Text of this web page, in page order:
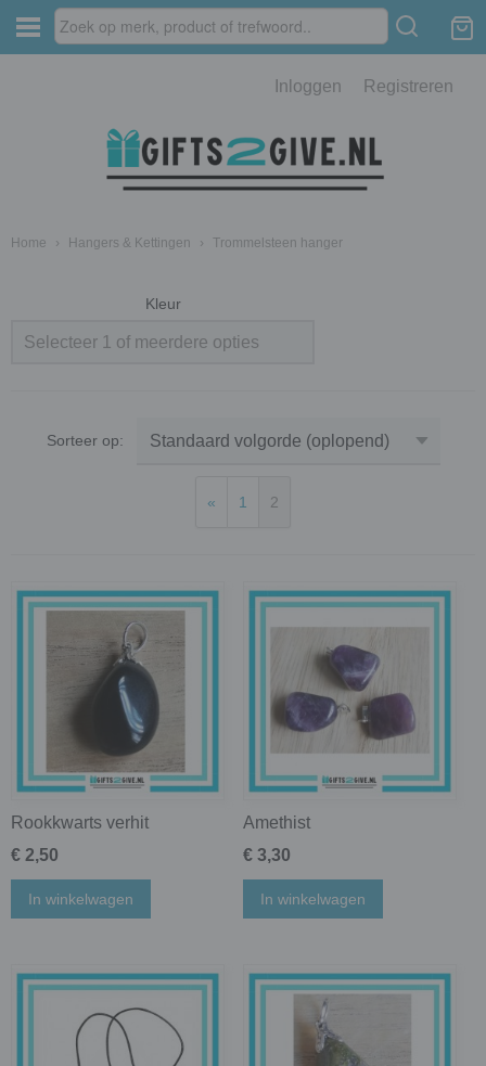
Inloggen Registreren
Home › Hangers & Kettingen › Trommelsteen hanger
Kleur
Selecteer 1 of meerdere opties
Sorteer op:
« 1 2
Rookkwarts verhit
€ 2,50
In winkelwagen
Amethist
€ 3,30
In winkelwagen